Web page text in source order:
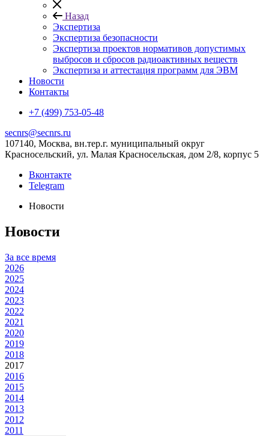
Назад
Экспертиза
Экспертиза безопасности
Экспертиза проектов нормативов допустимых
выбросов и сбросов радиоактивных веществ
Экспертиза и аттестация программ для ЭВМ
Новости
Контакты
+7 (499) 753-05-48
secnrs@secnrs.ru
107140, Москва, вн.тер.г. муниципальный округ
Красносельский, ул. Малая Красносельская, дом 2/8, корпус 5
Вконтакте
Telegram
Новости
Новости
За все время
2026
2025
2024
2023
2022
2021
2020
2019
2018
2017
2016
2015
2014
2013
2012
2011